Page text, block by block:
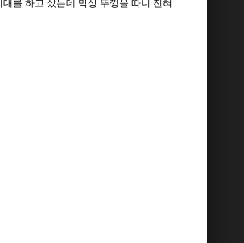
를 하고 샀는데 막상 뚜껑을 따니 전혀